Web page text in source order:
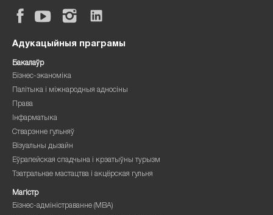
Адукацыйныя праграмы
Бакалаўр
Бізнес-эканоміка
Палітыка і міжнародныя адносіны
Права
Інфарматыка
Стварэнне гульняў
Візуальны дызайн
Еўрапейская спадчына і крэатыўны турызм
Тэатральнае мастацтва і акцёрская гульня
Магістр
Бізнес-адміністраванне (MBA)